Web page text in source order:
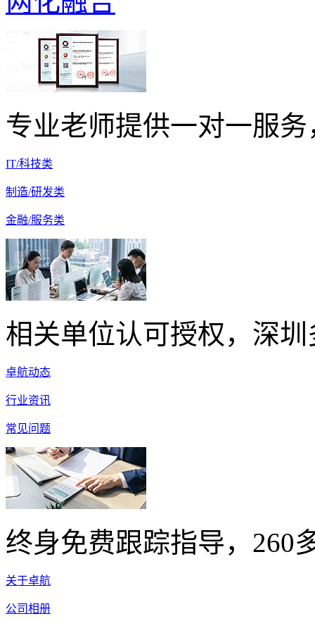
专业老师提供一对一服
IT/科技类
制造/研发类
金融/服务类
相关单位认可授权，深
卓航动态
行业资讯
常见问题
终身免费跟踪指导，260
关于卓航
公司相册